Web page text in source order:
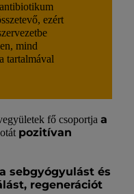
ezért
mind
tartalmával
fő csoportja a
pozitívan
sebgyógyulást és
regenerációt